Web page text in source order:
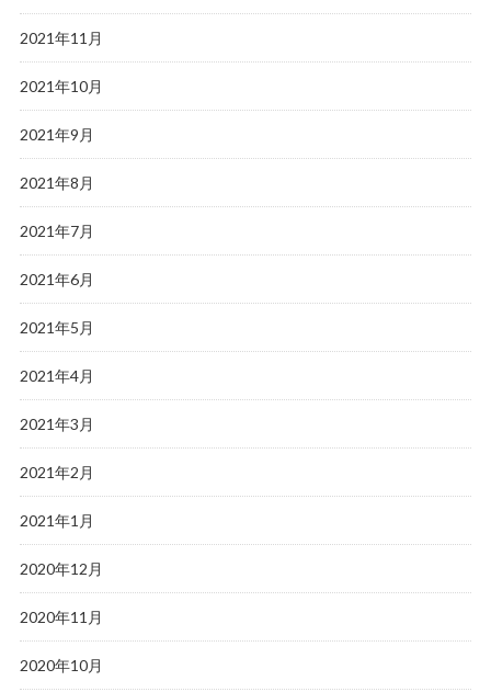
2021年11月
2021年10月
2021年9月
2021年8月
2021年7月
2021年6月
2021年5月
2021年4月
2021年3月
2021年2月
2021年1月
2020年12月
2020年11月
2020年10月